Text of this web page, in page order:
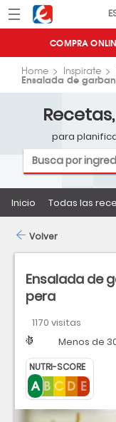
Menú Eroski
COMPRA
Home Inspirate
Ensalada de
para
Inicio Todas las
Ensalada de
pera
1170 visitas
Dificultad
Tiempo Menos de
Precio bajo
NUTRI-SCORE
Volver